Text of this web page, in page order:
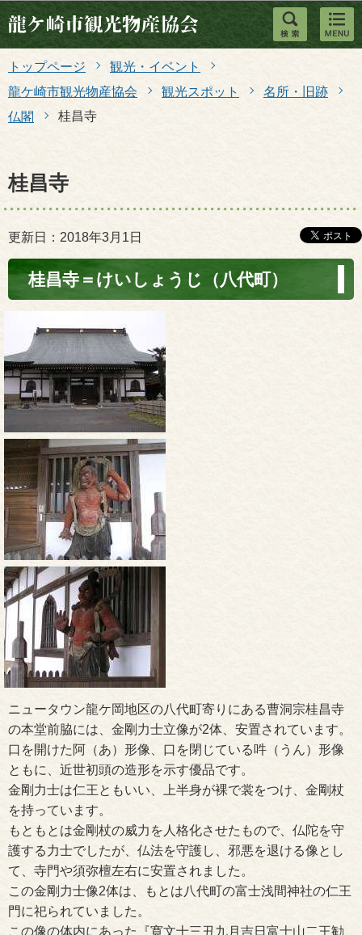
このページの本文へ移動
トップページ
観光・イベント
龍ケ崎市観光物産協会
観光スポット
名所・旧跡
仏閣
桂昌寺
桂昌寺
更新日：2018年3月1日
桂昌寺＝けいしょうじ（八代町）
ニュータウン龍ケ岡地区の八代町寄りにある曹洞宗桂昌寺
の本堂前脇には、金剛力士立像が2体、安置されています。
口を開けた阿（あ）形像、口を閉じている吽（うん）形像
ともに、近世初頭の造形を示す優品です。
金剛力士は仁王ともいい、上半身が裸で裳をつけ、金剛杖
を持っています。
もともとは金剛杖の威力を人格化させたもので、仏陀を守
護する力士でしたが、仏法を守護し、邪悪を退ける像とし
て、寺門や須弥檀左右に安置されました。
この金剛力士像2体は、もとは八代町の富士浅間神社の仁王
門に祀られていました。
この像の体内にあった『寛文十三丑九月吉日富士山二王勧